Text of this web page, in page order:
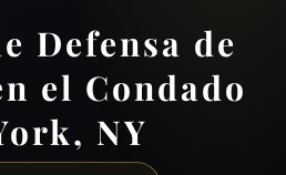
Defensa de
el Condado
NY